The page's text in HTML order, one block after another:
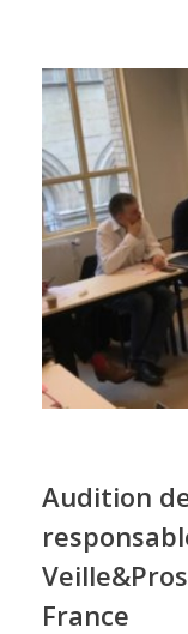
Audition
France